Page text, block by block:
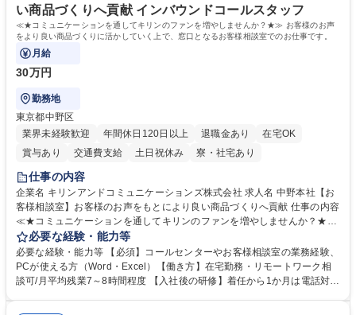
い商品づくりへ貢献 インバウンドコールスタッフ
≪★コミュニケーションを通してキリンのファンを増やしませんか？★≫ お客様のお声
をより良い商品づくりに活かしていく上で、窓口となるお客様相談室でのお仕事です。
月給
30万円
勤務地
東京都中野区
業界未経験歓迎
年間休日120日以上 退職金あり
在宅OK
賞与あり
交通費支給 土日祝休み 寮・社宅あり
仕事の内容
企業名 キリンアンドコミュニケーションズ株式会社 求人名 中野本社【お
客様相談室】お客様のお声をもとにより良い商品づくりへ貢献 仕事の内容
≪★コミュニケーションを通してキリンのファンを増やしませんか？★≫
お客様のお声をより良い商品づくりに活かしていく上で、窓口となるお客
様相談室でのお仕事です。 日々お客様からいただくキリングループへのご
意見を、企業活動に活かしています。お客様からの声に迅速かつ誠意をも
って対応、情報提供するとともにグループ内活動に反映しています。 【具
必要な経験・能力等
必要な経験・能力等 【必須】コールセンターやお客様相談室の業務経験、
PCが使える方（Word・Excel）【働き方】在宅勤務・リモートワーク相
談可/月平均残業7～8時間程度 【入社後の研修】着任から1か月は電話対応